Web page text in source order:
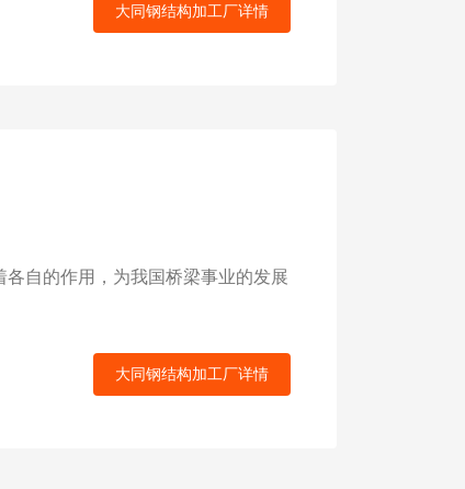
大同钢结构加工厂详情
自的作用，为我国桥梁事业的发展
大同钢结构加工厂详情